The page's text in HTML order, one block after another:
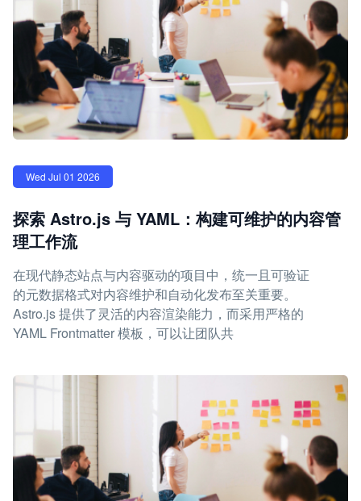
Wed Jul 01 2026
探索 Astro.js 与 YAML：构建可维护的内容管
理工作流
在现代静态站点与内容驱动的项目中，统一且可验证
的元数据格式对内容维护和自动化发布至关重要。
Astro.js 提供了灵活的内容渲染能力，而采用严格的
YAML Frontmatter 模板，可以让团队共